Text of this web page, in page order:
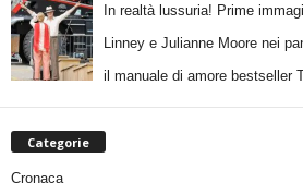
In realtà lussuria! Prime
Linney e Julianne Moore nei
il manuale di amore bestseller
Categorie
Cronaca